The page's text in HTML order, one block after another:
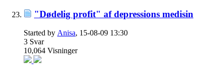
"Dødelig profit" af depressions medisin
Started by Anisa, 15-08-09 13:30
3 Svar
10,064 Visninger